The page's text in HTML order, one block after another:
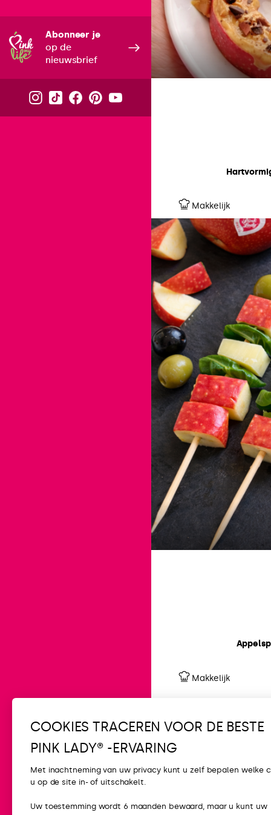
Abonneer je
op de
nieuwsbrief
Makkelijk
Makkelijk
COOKIES TRACEREN VOOR DE BESTE
PINK LADY® -ERVARING
Met inachtneming van uw privacy kunt u zelf bepalen welke
u op de site in- of uitschakelt.
Uw toestemming wordt 6 maanden bewaard, maar u kunt uw